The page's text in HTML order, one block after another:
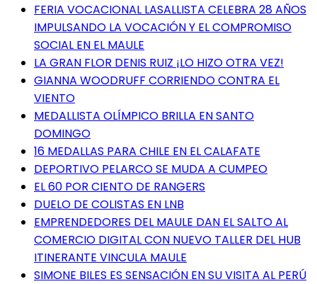
FERIA VOCACIONAL LASALLISTA CELEBRA 28 AÑOS
IMPULSANDO LA VOCACIÓN Y EL COMPROMISO
SOCIAL EN EL MAULE
LA GRAN FLOR DENIS RUIZ ¡LO HIZO OTRA VEZ!
GIANNA WOODRUFF CORRIENDO CONTRA EL
VIENTO
MEDALLISTA OLÍMPICO BRILLA EN SANTO
DOMINGO
16 MEDALLAS PARA CHILE EN EL CALAFATE
DEPORTIVO PELARCO SE MUDA A CUMPEO
EL 60 POR CIENTO DE RANGERS
DUELO DE COLISTAS EN LNB
EMPRENDEDORES DEL MAULE DAN EL SALTO AL
COMERCIO DIGITAL CON NUEVO TALLER DEL HUB
ITINERANTE VINCULA MAULE
SIMONE BILES ES SENSACIÓN EN SU VISITA AL PERÚ